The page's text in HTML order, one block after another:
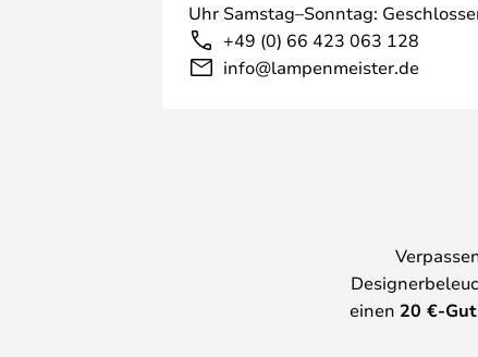
Uhr Samstag–Sonntag:
+49 (0) 66 423 063 128
info@lampenmeister.de
einen 20 €-